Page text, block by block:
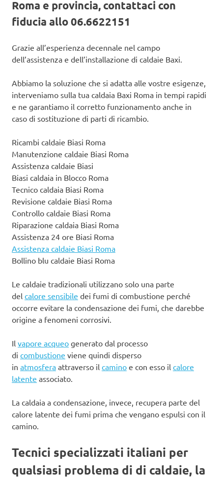
Roma e provincia, contattaci con
fiducia allo 06.6622151
Grazie all’esperienza decennale nel campo
dell’assistenza e dell’installazione di caldaie Baxi.
Abbiamo la soluzione che si adatta alle vostre esigenze,
interveniamo sulla tua caldaia Baxi Roma in tempi rapidi
e ne garantiamo il corretto funzionamento anche in
caso di sostituzione di parti di ricambio.
Ricambi caldaie Biasi Roma
Manutenzione caldaie Biasi Roma
Assistenza caldaie Biasi
Biasi caldaia in Blocco Roma
Tecnico caldaia Biasi Roma
Revisione caldaie Biasi Roma
Controllo caldaie Biasi Roma
Riparazione caldaia Biasi Roma
Assistenza 24 ore Biasi Roma
Assistenza caldaie Biasi Roma
Bollino blu caldaie Biasi Roma
Le caldaie tradizionali utilizzano solo una parte
del calore sensibile dei fumi di combustione perché
occorre evitare la condensazione dei fumi, che darebbe
origine a fenomeni corrosivi.
Il vapore acqueo generato dal processo
di combustione viene quindi disperso
in atmosfera attraverso il camino e con esso il calore
latente associato.
La caldaia a condensazione, invece, recupera parte del
calore latente dei fumi prima che vengano espulsi con il
camino.
Tecnici specializzati italiani per
qualsiasi problema di di caldaie, la